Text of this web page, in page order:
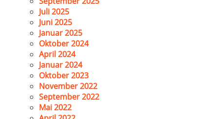
Juli 2025
Juni 2025
Januar 2025
Oktober 2024
April 2024
Januar 2024
Oktober 2023
November 2022
September 2022
Mai 2022